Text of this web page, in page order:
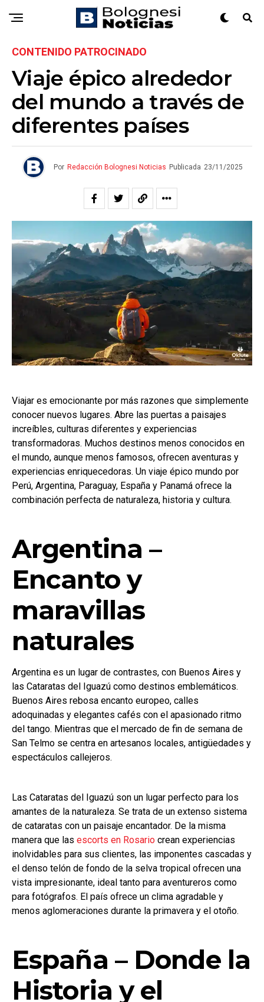
CONTENIDO PATROCINADO
Viaje épico alrededor
del mundo a través de
diferentes países
Por Redacción Bolognesi Noticias Publicada 23/11/2025
Viajar es emocionante por más razones que simplemente
conocer nuevos lugares. Abre las puertas a paisajes
increíbles, culturas diferentes y experiencias
transformadoras. Muchos destinos menos conocidos en
el mundo, aunque menos famosos, ofrecen aventuras y
experiencias enriquecedoras. Un viaje épico mundo por
Perú, Argentina, Paraguay, España y Panamá ofrece la
combinación perfecta de naturaleza, historia y cultura.
Argentina –
Encanto y
maravillas
naturales
Argentina es un lugar de contrastes, con Buenos Aires y
las Cataratas del Iguazú como destinos emblemáticos.
Buenos Aires rebosa encanto europeo, calles
adoquinadas y elegantes cafés con el apasionado ritmo
del tango. Mientras que el mercado de fin de semana de
San Telmo se centra en artesanos locales, antigüedades y
espectáculos callejeros.
Las Cataratas del Iguazú son un lugar perfecto para los
amantes de la naturaleza. Se trata de un extenso sistema
de cataratas con un paisaje encantador. De la misma
manera que las escorts en Rosario crean experiencias
inolvidables para sus clientes, las imponentes cascadas y
el denso telón de fondo de la selva tropical ofrecen una
vista impresionante, ideal tanto para aventureros como
para fotógrafos. El país ofrece un clima agradable y
menos aglomeraciones durante la primavera y el otoño.
España – Donde la
Historia y el